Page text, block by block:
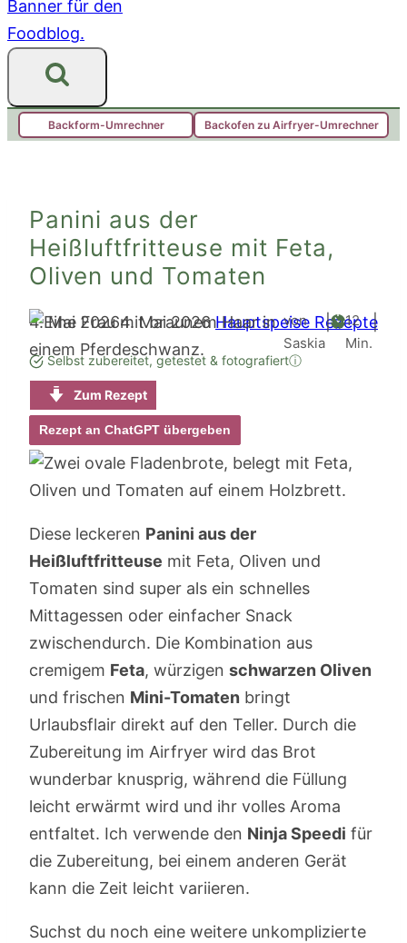
Backform-Umrechner Backofen zu Airfryer-Umrechner
Panini aus der
Heißluftfritteuse mit Feta,
Oliven und Tomaten
4. Mai 20264. Mai 2026 Hauptspeise Rezepte
von
Saskia
| 12
Min.
|
Selbst zubereitet, getestet & fotografiertⓘ
Zum Rezept
Rezept an ChatGPT übergeben
Diese leckeren Panini aus der
Heißluftfritteuse mit Feta, Oliven und
Tomaten sind super als ein schnelles
Mittagessen oder einfacher Snack
zwischendurch. Die Kombination aus
cremigem Feta, würzigen schwarzen Oliven
und frischen Mini-Tomaten bringt
Urlaubsflair direkt auf den Teller. Durch die
Zubereitung im Airfryer wird das Brot
wunderbar knusprig, während die Füllung
leicht erwärmt wird und ihr volles Aroma
entfaltet. Ich verwende den Ninja Speedi für
die Zubereitung, bei einem anderen Gerät
kann die Zeit leicht variieren.
Suchst du noch eine weitere unkomplizierte